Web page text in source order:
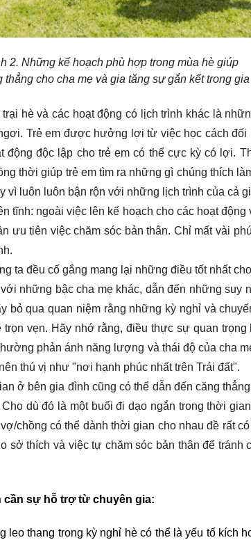
2. Những kế hoạch phù hợp trong mùa hè giúp
thẳng cho cha mẹ và gia tăng sự gắn kết trong
trại hè và các hoạt động có lịch trình khác là
Trẻ em được hưởng lợi từ việc học cách đối
động độc lập cho trẻ em có thể cực kỳ có lợi.
thời giúp trẻ em tìm ra những gì chúng thích
vì luôn luôn bận rộn với những lịch trình của cả
tĩnh: ngoài việc lên kế hoạch cho các hoạt
ưu tiên việc chăm sóc bản thân. Chỉ mất vài
ta đều cố gắng mang lại những điều tốt nhất
những bậc cha mẹ khác, dẫn đến những suy
bỏ qua quan niệm rằng những kỳ nghỉ và
vẹn. Hãy nhớ rằng, điều thực sự quan
phản ánh năng lượng và thái độ của cha
thú vị như "nơi hạnh phúc nhất trên Trái đất".
ở bên gia đình cũng có thể dẫn đến căng
dù đó là một buổi đi dạo ngắn trong thời
chồng có thể dành thời gian cho nhau đề rất
sở thích và việc tự chăm sóc bản thân để tránh
cần sự hỗ trợ từ chuyên gia:
leo thang trong kỳ nghỉ hè có thể là yếu tố kích